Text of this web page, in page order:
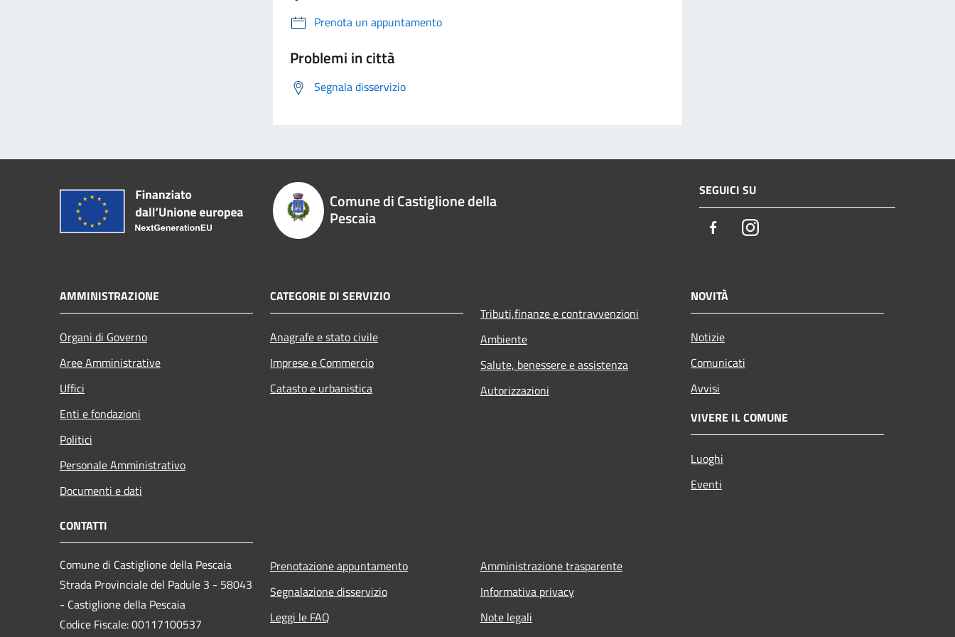
Prenota un appuntamento
Problemi in città
Segnala disservizio
Comune di Castiglione della
Pescaia
SEGUICI SU
FacebookInstagram
AMMINISTRAZIONE
Organi di Governo
Aree Amministrative
Uffici
Enti e fondazioni
Politici
Personale Amministrativo
Documenti e dati
CATEGORIE DI SERVIZIO
Anagrafe e stato civile
Imprese e Commercio
Catasto e urbanistica
Tributi,finanze e contravvenzioni
Ambiente
Salute, benessere e assistenza
Autorizzazioni
NOVITÀ
Notizie
Comunicati
Avvisi
VIVERE IL COMUNE
Luoghi
Eventi
CONTATTI
Comune di Castiglione della Pescaia
Strada Provinciale del Padule 3 - 58043
- Castiglione della Pescaia
Codice Fiscale: 00117100537
Prenotazione appuntamento
Segnalazione disservizio
Leggi le FAQ
Amministrazione trasparente
Informativa privacy
Note legali